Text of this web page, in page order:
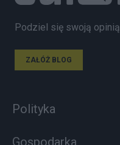
Podziel się swoją opinią
ZAŁÓŻ BLOG
Polityka
Gospodarka